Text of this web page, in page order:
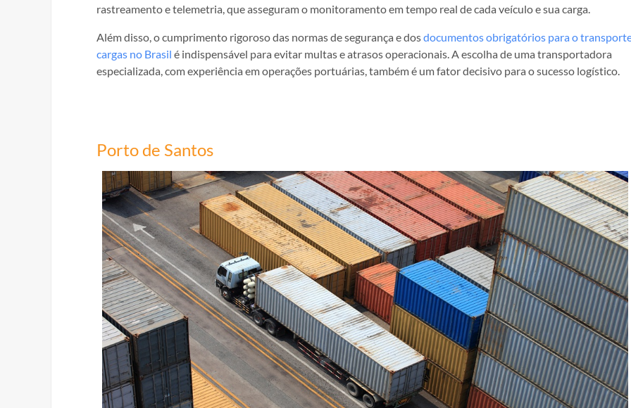
rastreamento e telemetria, que asseguram o monitoramento em tempo real de cada veículo e sua carga.
Além disso, o cumprimento rigoroso das normas de segurança e dosdocumentos obrigatórios para o
cargas no Brasil é indispensável para evitar multas e atrasos operacionais. A escolha de uma transportadora
especializada, com experiência em operações portuárias, também é um fator decisivo para o sucesso logístico.
Porto de Santos